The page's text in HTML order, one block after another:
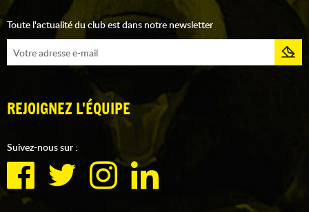
Toute l'actualité du club est dans notre newsletter
REJOIGNEZ L'ÉQUIPE
Suivez-nous sur :